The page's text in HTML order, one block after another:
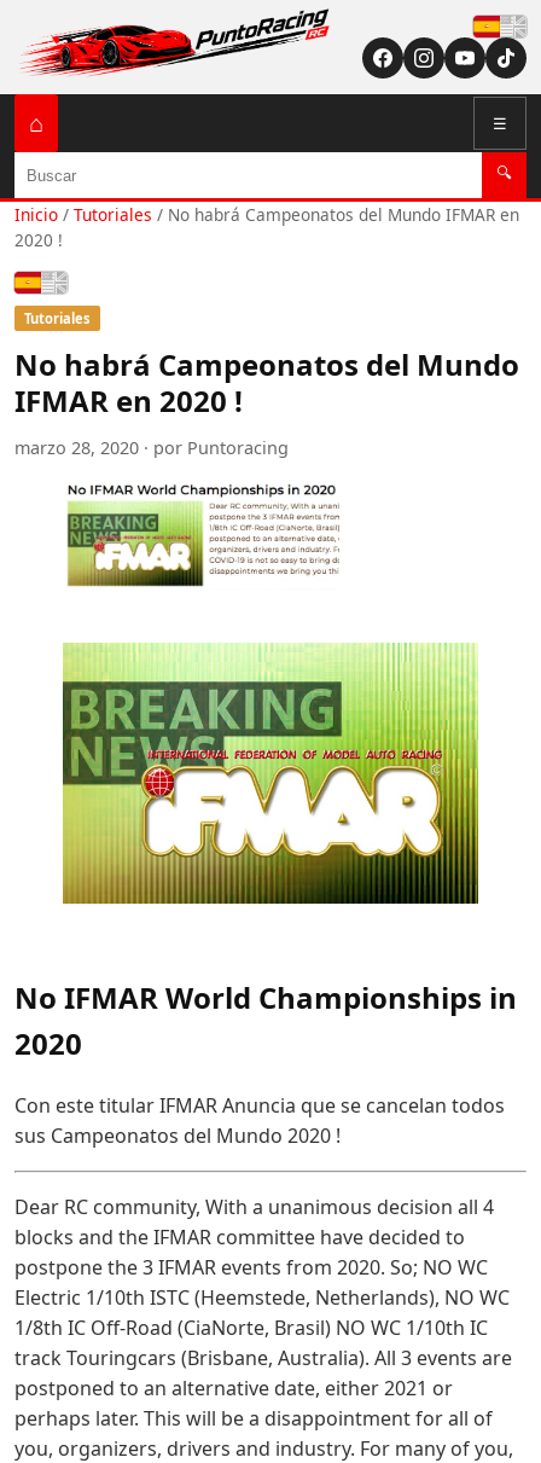
⌂ ☰
Buscar 🔍
Inicio / Tutoriales / No habrá Campeonatos del Mundo IFMAR en
2020 !
Español
Tutoriales
No habrá Campeonatos del Mundo
IFMAR en 2020 !
marzo 28, 2020 · por Puntoracing
No IFMAR World Championships in
2020
Con este titular IFMAR Anuncia que se cancelan todos
sus Campeonatos del Mundo 2020 !
Dear RC community, With a unanimous decision all 4
blocks and the IFMAR committee have decided to
postpone the 3 IFMAR events from 2020. So; NO WC
Electric 1/10th ISTC (Heemstede, Netherlands), NO WC
1/8th IC Off-Road (CiaNorte, Brasil) NO WC 1/10th IC
track Touringcars (Brisbane, Australia). All 3 events are
postponed to an alternative date, either 2021 or
perhaps later. This will be a disappointment for all of
you, organizers, drivers and industry. For many of you,